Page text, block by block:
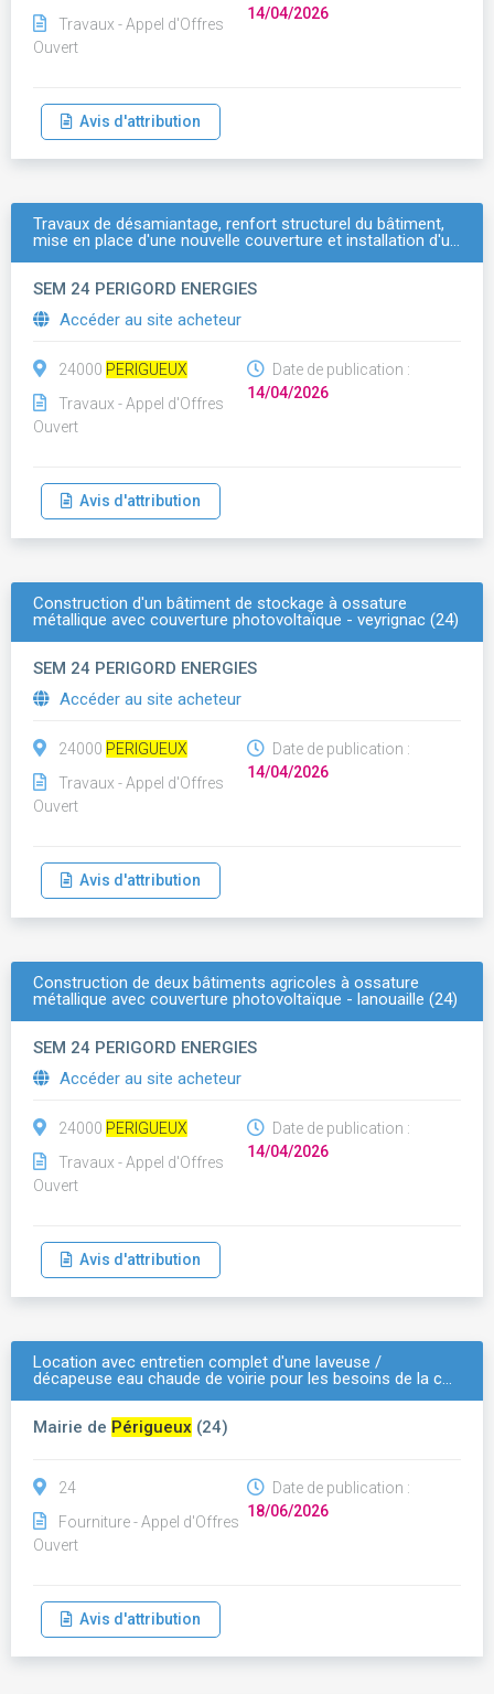
Travaux - Appel d'Offres
Ouvert
14/04/2026
Avis d'attribution
Travaux de désamiantage, renfort structurel du bâtiment,
mise en place d'une nouvelle couverture et installation d'u…
SEM 24 PERIGORD ENERGIES
Accéder au site acheteur
24000 PERIGUEUX
Travaux - Appel d'Offres
Ouvert
Date de publication :
14/04/2026
Avis d'attribution
Construction d'un bâtiment de stockage à ossature
métallique avec couverture photovoltaïque - veyrignac (24)
SEM 24 PERIGORD ENERGIES
Accéder au site acheteur
24000 PERIGUEUX
Travaux - Appel d'Offres
Ouvert
Date de publication :
14/04/2026
Avis d'attribution
Construction de deux bâtiments agricoles à ossature
métallique avec couverture photovoltaïque - lanouaille (24)
SEM 24 PERIGORD ENERGIES
Accéder au site acheteur
24000 PERIGUEUX
Travaux - Appel d'Offres
Ouvert
Date de publication :
14/04/2026
Avis d'attribution
Location avec entretien complet d'une laveuse /
décapeuse eau chaude de voirie pour les besoins de la c…
Mairie de Périgueux (24)
24
Fourniture - Appel d'Offres
Ouvert
Date de publication :
18/06/2026
Avis d'attribution